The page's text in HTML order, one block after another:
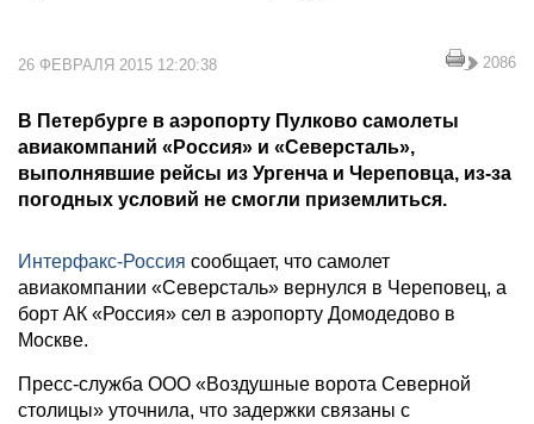
26 ФЕВРАЛЯ 2015 12:20:38 2086
В Петербурге в аэропорту Пулково самолеты
авиакомпаний «Россия» и «Северсталь»,
выполнявшие рейсы из Ургенча и Череповца, из-за
погодных условий не смогли приземлиться.
Интерфакс-Россия сообщает, что самолет
авиакомпании «Северсталь» вернулся в Череповец, а
борт АК «Россия» сел в аэропорту Домодедово в
Москве.
Пресс-служба ООО «Воздушные ворота Северной
столицы» уточнила, что задержки связаны с